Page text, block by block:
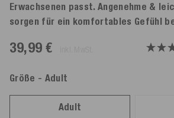
Erwachsenen passt. Angenehme &
sorgen für ein komfortables Gefühl
39,99 €
Größe - Adult
Adult